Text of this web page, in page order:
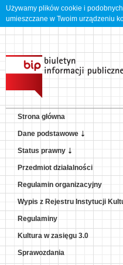
Używamy plików cookie i
umieszczane w Twoim urządzeniu
Strona główna
Dane podstawowe
Status prawny
Przedmiot działalności
Regulamin organizacyjny
Wypis z Rejestru Instytucji
Regulaminy
Kultura w zasięgu 3.0
Sprawozdania